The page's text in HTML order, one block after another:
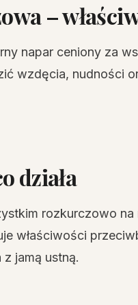
–
napar ceniony za
wzdęcia, nudności
działa
rozkurczowo na
właściwości
jamą ustną.